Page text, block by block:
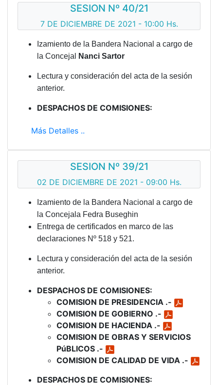
SESION Nº 40/21
7 DE DICIEMBRE DE 2021 - 10:00 Hs.
Izamiento de la Bandera Nacional a cargo de
la Concejal
Nanci Sartor
Lectura y consideración del acta de la sesión
anterior.
DESPACHOS DE COMISIONES:
Más Detalles ..
SESION Nº 39/21
02 DE DICIEMBRE DE 2021 - 09:00 Hs.
Izamiento de la Bandera Nacional a cargo de
la Concejala Fedra Buseghin
Entrega de certificados en marco de las
declaraciones Nº 518 y 521.
Lectura y consideración del acta de la sesión
anterior.
DESPACHOS DE COMISIONES:
COMISION DE PRESIDENCIA .-
COMISION DE GOBIERNO .-
COMISION DE HACIENDA .-
COMISION DE OBRAS Y SERVICIOS
PúBLICOS .-
COMISION DE CALIDAD DE VIDA .-
DESPACHOS DE COMISIONES: